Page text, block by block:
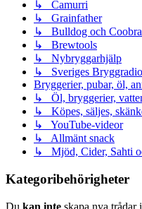
↳ Camurri
↳ Grainfather
↳ Bulldog och Coobra
↳ Brewtools
↳ Nybryggarhjälp
↳ Sveriges
Bryggerier, pubar, öl,
↳ Öl, bryggerier,
↳ Köpes, säljes,
↳ YouTube-videor
↳ Allmänt snack
↳ Mjöd, Cider, Sahti
Kategoribehörigheter
Du kan inte skapa nya trådar